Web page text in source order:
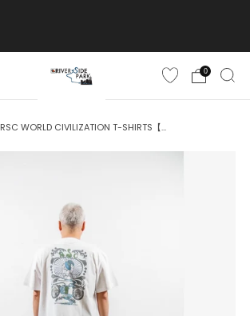
0
RSC WORLD CIVILIZATION T-SHIRTS【...